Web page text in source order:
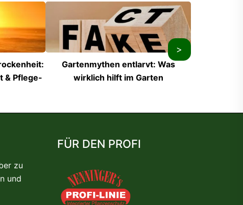
& Pflege-
Gartenmythen entlarvt: Was
wirklich hilft im Garten
>
zu
und
FÜR DEN PROFI